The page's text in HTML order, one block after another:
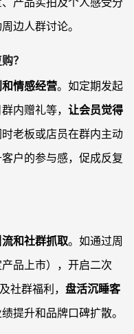
边人群讨论。
？
情感经营。如定期发起
内赠礼等， 让会员觉得
老板或店员在群内主动
户的参与感，促成反复
和社群抓取。如通过周
品上市），开启二次
及社群福利， 盘活沉睡客
提升和品牌口碑扩散。